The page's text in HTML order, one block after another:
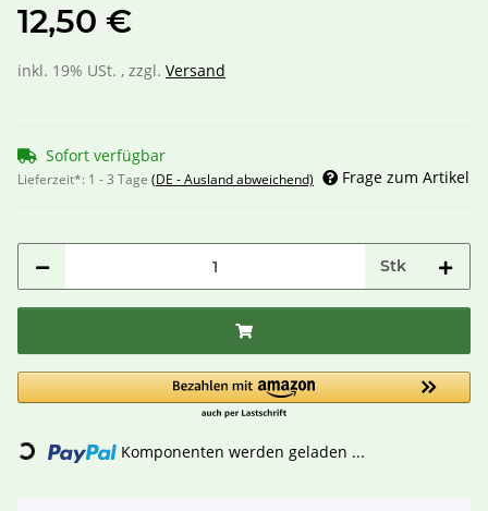
12,50 €
inkl. 19% USt. , zzgl. Versand
Sofort verfügbar
Lieferzeit*: 1 - 3 Tage (DE - Ausland abweichend) Frage zum Artikel
Stk
Loading... Komponenten werden geladen ...